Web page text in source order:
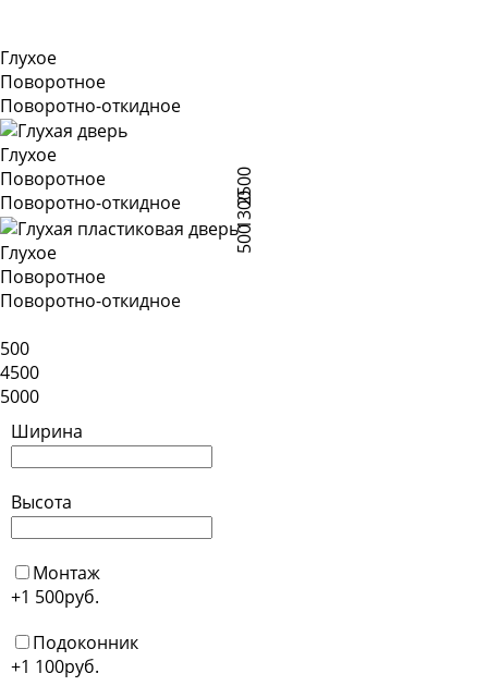
2500
1300
500
Глухое
Поворотное
Поворотно-откидное
Глухое
Поворотное
Поворотно-откидное
Глухое
Поворотное
Поворотно-откидное
500
4500
5000
Ширина
Высота
Монтаж
+1 500руб.
Подоконник
+1 100руб.